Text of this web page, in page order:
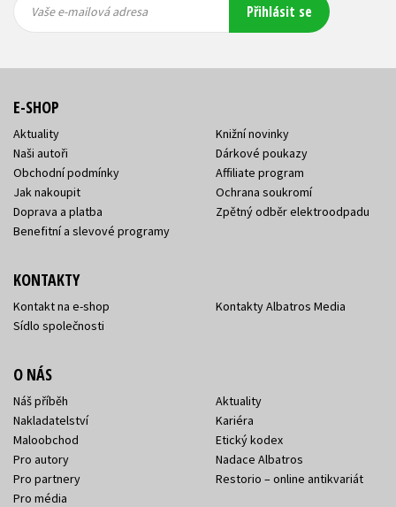
mailová
mailová
Vaše e-mailová adresa Přihlásit se
E-SHOP
Aktuality
Naši autoři
Obchodní podmínky
Jak nakoupit
Doprava a platba
Benefitní a slevové programy
Knižní novinky
Dárkové poukazy
Affiliate program
Ochrana soukromí
Zpětný odběr elektroodpadu
KONTAKTY
Kontakt na e-shop
Sídlo společnosti
Kontakty Albatros Media
O NÁS
Náš příběh
Nakladatelství
Maloobchod
Pro autory
Pro partnery
Pro média
Aktuality
Kariéra
Etický kodex
Nadace Albatros
Restorio – online antikvariát